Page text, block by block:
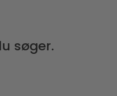
søger.